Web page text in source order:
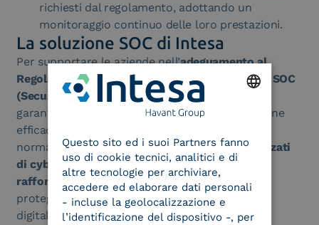
richiesti dal regolamento, adottando un
monitoraggio continuo delle loro prestazioni.
La soluzione SOC di Intesa
Per supportare le aziende nell’adeguamento al
Regolamento DORA, Intesa offre una soluzione SOC
(Security Operations Center)progettata per
garantire un
monitoraggio costante
, una gestione
efficace degli incidenti e la piena conformità
normativa. Grazie all’impiego di strumenti avanzati
di cybersecurity, le organizzazioni possono
rafforzare la propria resilienza operativa
e
proteggere i dati sensibili da potenziali minacce
digitali.
ITALIAN
Questo sito ed i suoi Partners fanno
uso di cookie tecnici, analitici e di
altre tecnologie per archiviare,
accedere ed elaborare dati personali
- incluse la geolocalizzazione e
l’identificazione del dispositivo -, per